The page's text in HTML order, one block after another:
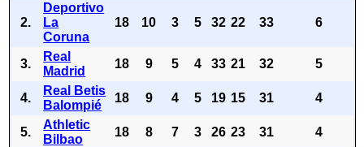
2.
Deportivo
La
Coruna
18 10 3 5 32 22 33 6
3.
Real
Madrid
18 9 5 4 33 21 32 5
4.
Real Betis
Balompié
18 9 4 5 19 15 31 4
5.
Athletic
Bilbao
18 8 7 3 26 23 31
4